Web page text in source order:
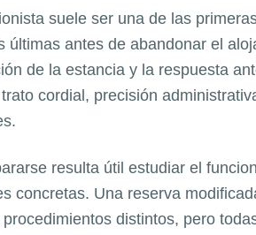
suele ser una de las
últimas antes de abandonar el
de la estancia y la respuesta
cordial, precisión
resulta útil estudiar el
concretas. Una reserva
distintos, pero